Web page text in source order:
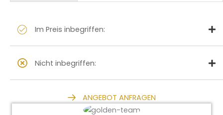
Im Preis inbegriffen:
Nicht inbegriffen:
ANGEBOT ANFRAGEN